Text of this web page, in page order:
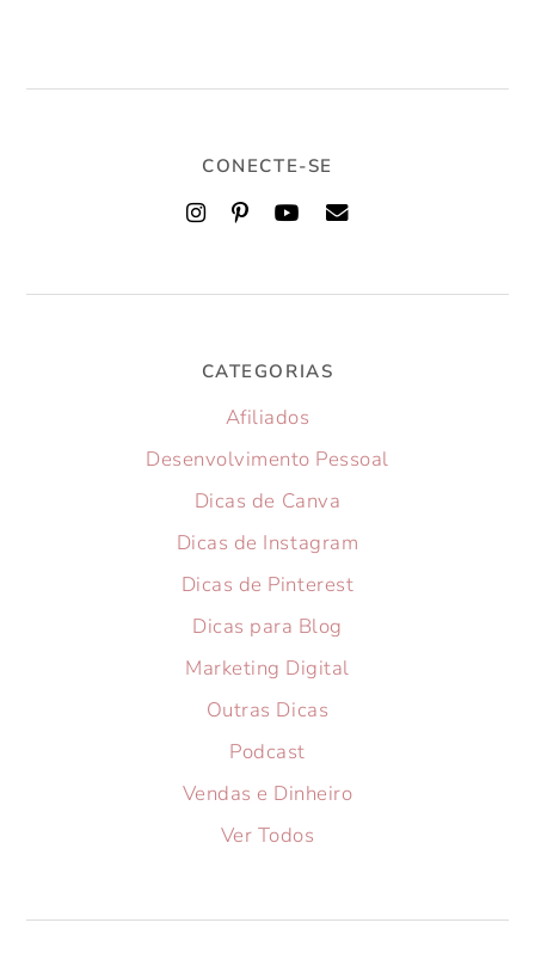
CONECTE-SE
CATEGORIAS
Afiliados
Desenvolvimento Pessoal
Dicas de Canva
Dicas de Instagram
Dicas de Pinterest
Dicas para Blog
Marketing Digital
Outras Dicas
Podcast
Vendas e Dinheiro
Ver Todos